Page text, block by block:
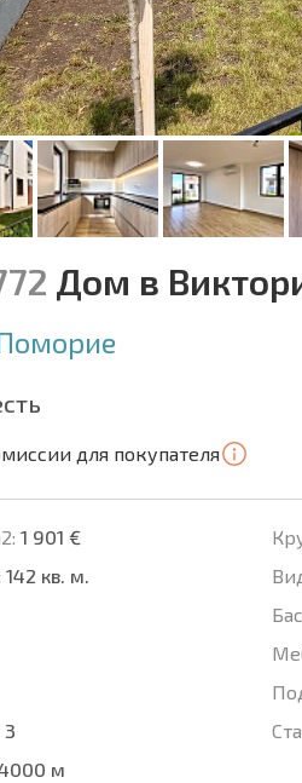
Дом в
для покупателя
1 901 €
142 кв. м.
3
м